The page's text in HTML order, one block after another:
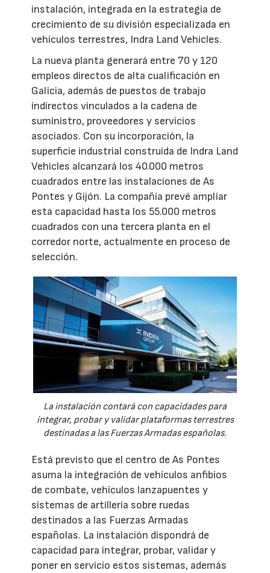
instalación, integrada en la estrategia de
crecimiento de su división especializada en
vehículos terrestres, Indra Land Vehicles.
La nueva planta generará entre 70 y 120
empleos directos de alta cualificación en
Galicia, además de puestos de trabajo
indirectos vinculados a la cadena de
suministro, proveedores y servicios
asociados. Con su incorporación, la
superficie industrial construida de Indra Land
Vehicles alcanzará los 40.000 metros
cuadrados entre las instalaciones de As
Pontes y Gijón. La compañía prevé ampliar
esta capacidad hasta los 55.000 metros
cuadrados con una tercera planta en el
corredor norte, actualmente en proceso de
selección.
La instalación contará con capacidades para
integrar, probar y validar plataformas terrestres
destinadas a las Fuerzas Armadas españolas.
Está previsto que el centro de As Pontes
asuma la integración de vehículos anfibios
de combate, vehículos lanzapuentes y
sistemas de artillería sobre ruedas
destinados a las Fuerzas Armadas
españolas. La instalación dispondrá de
capacidad para integrar, probar, validar y
poner en servicio estos sistemas, además